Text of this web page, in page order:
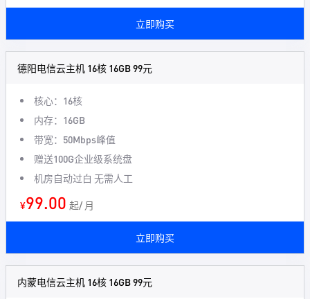
立即购买
德阳电信云主机 16核 16GB 99元
核心：16核
内存：16GB
带宽：50Mbps峰值
赠送100G企业级系统盘
机房自动过白 无需人工
¥99.00 起/ 月
立即购买
内蒙电信云主机 16核 16GB 99元